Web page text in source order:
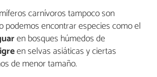
carnívoros tampoco son
podemos encontrar especies como el
en bosques húmedos de
en selvas asiáticas y ciertas
de menor tamaño.